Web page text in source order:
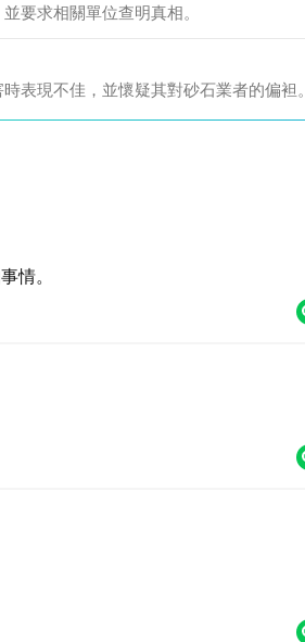
要求相關單位查明真相。
表現不佳，並懷疑其對砂石業者的偏袒。
情。